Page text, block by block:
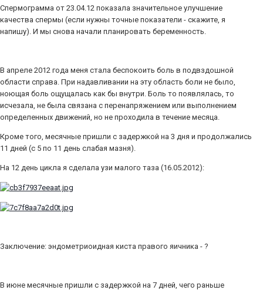
Спермограмма от 23.04.12 показала значительное улучшение
качества спермы (если нужны точные показатели - скажите, я
напишу). И мы снова начали планировать беременность.
В апреле 2012 года меня стала беспокоить боль в подвздошной
области справа. При надавливании на эту область боли не было,
ноющая боль ощущалась как бы внутри. Боль то появлялась, то
исчезала, не была связана с перенапряжением или выполнением
определенных движений, но не проходила в течение месяца.
Кроме того, месячные пришли с задержкой на 3 дня и продолжались
11 дней (с 5 по 11 день слабая мазня).
На 12 день цикла я сделала узи малого таза (16.05.2012):
Заключение: эндометриоидная киста правого яичника - ?
В июне месячные пришли с задержкой на 7 дней, чего раньше